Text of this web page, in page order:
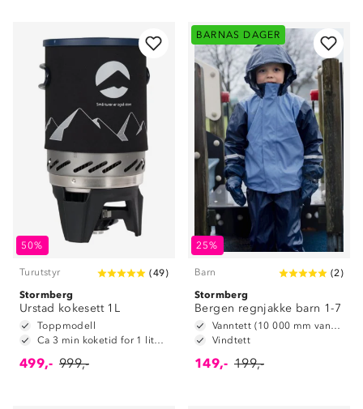
50%
Turutstyr (49)
Stormberg
Urstad kokesett 1L
Toppmodell
Ca 3 min koketid for 1 liter vann
499,- 999,-
BARNAS DAGER
25%
Barn (2)
Stormberg
Bergen regnjakke barn 1-7
Vanntett (10 000 mm vannsøyle)
Vindtett
149,- 199,-